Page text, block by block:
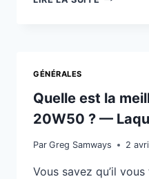
VOTRE
GÉNÉRALES
Quelle est la
20W50 ? —
Par Greg Samways 2
Vous savez qu’il